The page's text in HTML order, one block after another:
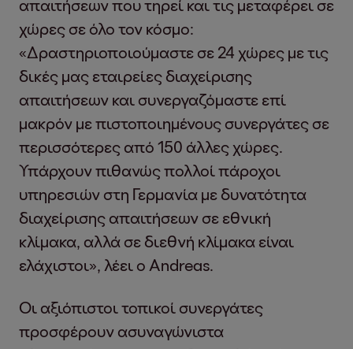
απαιτήσεων που τηρεί και τις μεταφέρει σε
χώρες σε όλο τον κόσμο:
«Δραστηριοποιούμαστε σε 24 χώρες με τις
δικές μας εταιρείες διαχείρισης
απαιτήσεων και συνεργαζόμαστε επί
μακρόν με πιστοποιημένους συνεργάτες σε
περισσότερες από 150 άλλες χώρες.
Υπάρχουν πιθανώς πολλοί πάροχοι
υπηρεσιών στη Γερμανία με δυνατότητα
διαχείρισης απαιτήσεων σε εθνική
κλίμακα, αλλά σε διεθνή κλίμακα είναι
ελάχιστοι», λέει ο Andreas.
Οι αξιόπιστοι τοπικοί συνεργάτες
προσφέρουν ασυναγώνιστα